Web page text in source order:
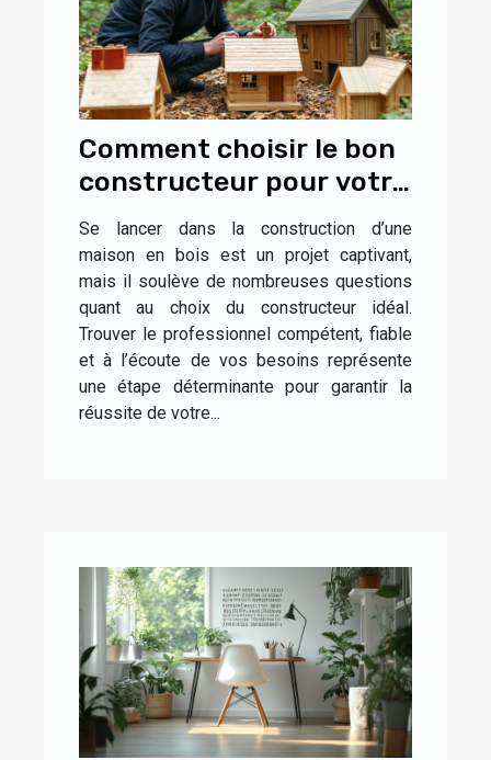
Comment choisir le bon
constructeur pour votre
maison en bois ?
Se lancer dans la construction d’une
maison en bois est un projet captivant,
mais il soulève de nombreuses questions
quant au choix du constructeur idéal.
Trouver le professionnel compétent, fiable
et à l’écoute de vos besoins représente
une étape déterminante pour garantir la
réussite de votre...